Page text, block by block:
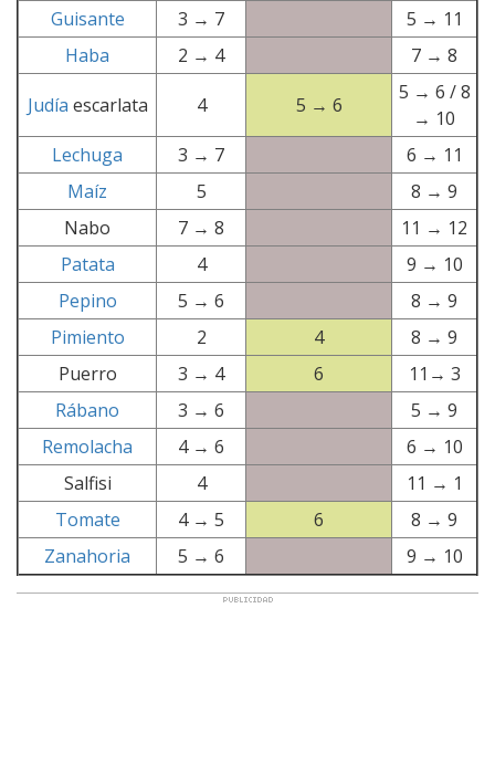
Guisante
3 → 7
5 → 11
Haba
2 → 4 7 → 8
Judía escarlata 4 5 → 6
5 → 6 / 8
→ 10
Lechuga
3 → 7
6 → 11
Maíz
5
8 → 9
Nabo
7 → 8
11 → 12
Patata
4
9 → 10
Pepino
5 → 6
8 → 9
Pimiento
2 4
8 → 9
Puerro
3 → 4 6
11→ 3
Rábano
3 → 6
5 → 9
Remolacha
4 → 6
6 → 10
Salfisi
4
11 → 1
Tomate
4 → 5 6
8 → 9
Zanahoria
5 → 6 9 → 10